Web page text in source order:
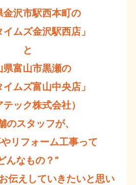
金沢市駅西本町の
イムズ金沢駅西店」
と
県富山市黒瀬の
イムズ富山中央店」
テック株式会社）
のスタッフが、
リフォーム工事って
んなもの？”
伝えしていきたいと思い